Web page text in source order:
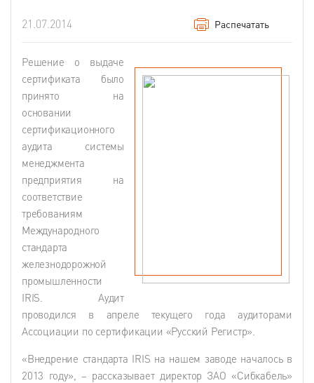
21.07.2014 Распечатать
Решение о выдаче
сертификата было
принято на
основании
сертификационного
аудита системы
менеджмента
предприятия на
соответствие
требованиям
Международного
стандарта
железнодорожной
промышленности
IRIS. Аудит
проводился в апреле текущего года аудиторами
Ассоциации по сертификации «Русский Регистр».
«Внедрение стандарта IRIS на нашем заводе началось в
2013 году», – рассказывает директор ЗАО «Сибкабель»